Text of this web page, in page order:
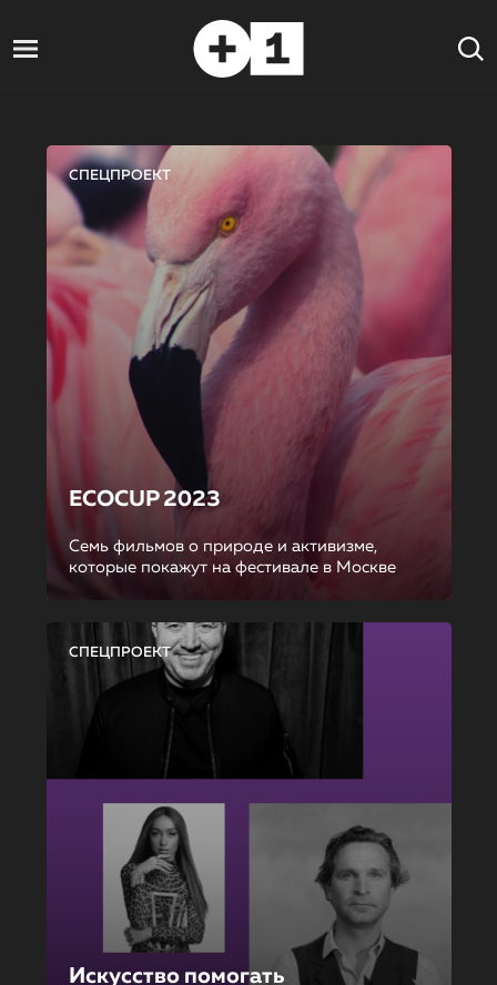
СПЕЦПРОЕКТ
ECOCUP 2023
Семь фильмов о природе и активизме,
которые покажут на фестивале в Москве
СПЕЦПРОЕКТ
Искусство помогать